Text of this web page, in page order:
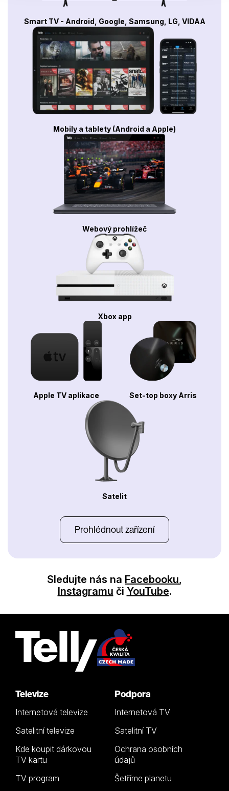
Smart TV - Android, Google, Samsung, LG, VIDAA
Mobily a tablety (Android a Apple)
Webový prohlížeč
Xbox app
Apple TV aplikace Set-top boxy Arris
Satelit
Prohlédnout zařízení
Sledujte nás na Facebooku,
Instagramu či YouTube.
Televize
Internetová televize
Satelitní televize
Kde koupit dárkovou
TV kartu
TV program
Podpora
Internetová TV
Satelitní TV
Ochrana osobních
údajů
Šetříme planetu